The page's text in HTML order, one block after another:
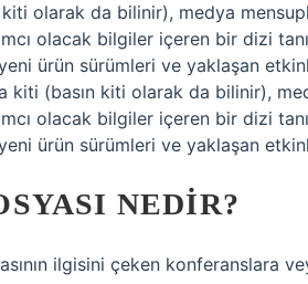
olarak da bilinir), medya
olacak bilgiler içeren bir dizi
ürün sürümleri ve yaklaşan
kiti (basın kiti olarak da bilinir),
olacak bilgiler içeren bir dizi
ürün sürümleri ve yaklaşan
NEDIR?
ilgisini çeken konferanslara